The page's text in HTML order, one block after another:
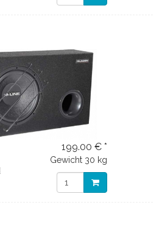
199.00 € *
Gewicht 30 kg